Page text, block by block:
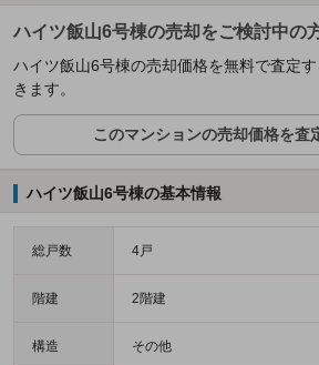
ハイツ飯山6号棟の売却をご検討中の
ハイツ飯山6号棟の売却価格を無料で査定
きます。
このマンションの売却価格を査定
ハイツ飯山6号棟の基本情報
総戸数 4戸
階建 2階建
構造 その他